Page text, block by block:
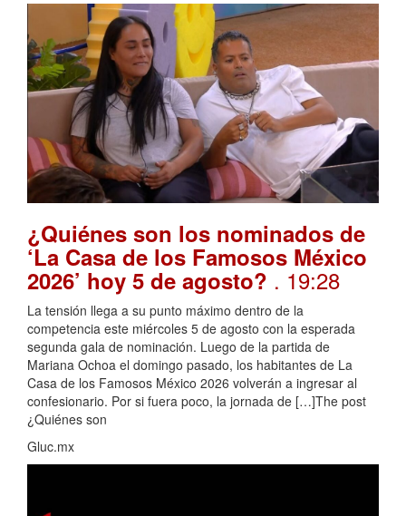
¿Quiénes son los nominados de
‘La Casa de los Famosos México
2026’ hoy 5 de agosto? . 19:28
La tensión llega a su punto máximo dentro de la
competencia este miércoles 5 de agosto con la esperada
segunda gala de nominación. Luego de la partida de
Mariana Ochoa el domingo pasado, los habitantes de La
Casa de los Famosos México 2026 volverán a ingresar al
confesionario. Por si fuera poco, la jornada de […]The post
¿Quiénes son
Gluc.mx